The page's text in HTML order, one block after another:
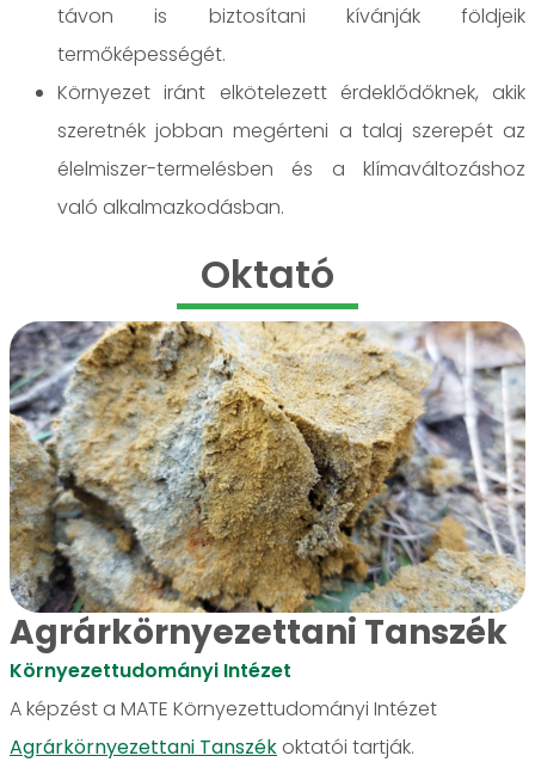
távon is biztosítani kívánják földjeik
termőképességét.
Környezet iránt elkötelezett érdeklődőknek, akik
szeretnék jobban megérteni a talaj szerepét az
élelmiszer-termelésben és a klímaváltozáshoz
való alkalmazkodásban.
Oktató
Agrárkörnyezettani Tanszék
Környezettudományi Intézet
A képzést a MATE Környezettudományi Intézet
Agrárkörnyezettani Tanszék oktatói tartják.